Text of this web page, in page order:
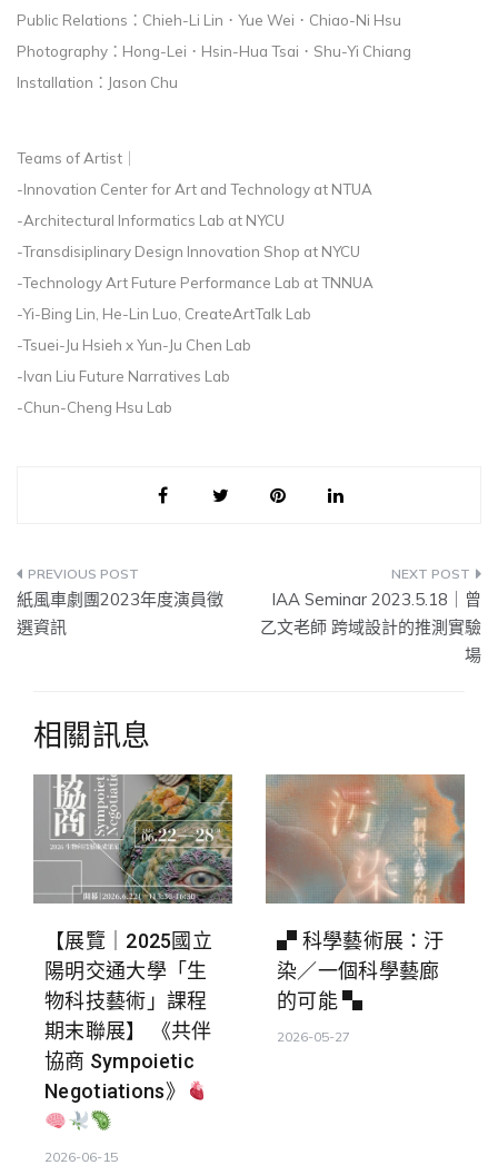
Public Relations：Chieh-Li Lin．Yue Wei．Chiao-Ni Hsu
Photography：Hong-Lei．Hsin-Hua Tsai．Shu-Yi Chiang
Installation：Jason Chu
Teams of Artist｜
-Innovation Center for Art and Technology at NTUA
-Architectural Informatics Lab at NYCU
-Transdisiplinary Design Innovation Shop at NYCU
-Technology Art Future Performance Lab at TNNUA
-Yi-Bing Lin, He-Lin Luo, CreateArtTalk Lab
-Tsuei-Ju Hsieh x Yun-Ju Chen Lab
-Ivan Liu Future Narratives Lab
-Chun-Cheng Hsu Lab
文
章
覽
紙風車劇團2023年度演員徵
選資訊
IAA Seminar 2023.5.18｜曾
乙文老師 跨域設計的推測實驗
場
相關訊息
【展覽｜2025國立
陽明交通大學「生
物科技藝術」課程
期末聯展】 《共伴
協商 Sympoietic
Negotiations》
2026-06-15
▞ 科學藝術展：汙
染／一個科學藝廊
的可能 ▚
2026-05-27